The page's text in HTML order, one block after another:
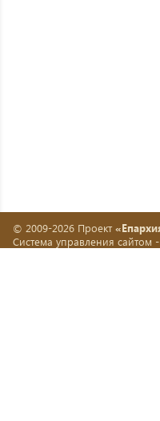
© 2009-2026 Проект
Система управления сайтом -